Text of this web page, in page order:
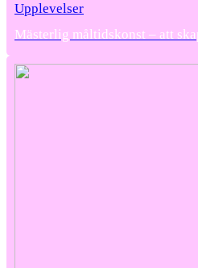
Upplevelser
Mästerlig måltidskonst – att